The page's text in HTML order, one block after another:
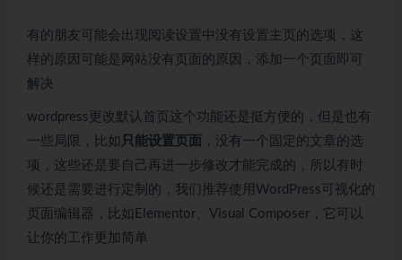
有的朋友可能会出现阅读设置中没有设置主页的选项，这
样的原因可能是网站没有页面的原因，添加一个页面即可
解决
wordpress更改默认首页这个功能还是挺方便的，但是也有
一些局限，比如 只能设置页面 ，没有一个固定的文章的选
项，这些还是要自己再进一步修改才能完成的，所以有时
候还是需要进行定制的，我们推荐使用WordPress可视化的
页面编辑器，比如Elementor、Visual Composer，它可以
让你的工作更加简单